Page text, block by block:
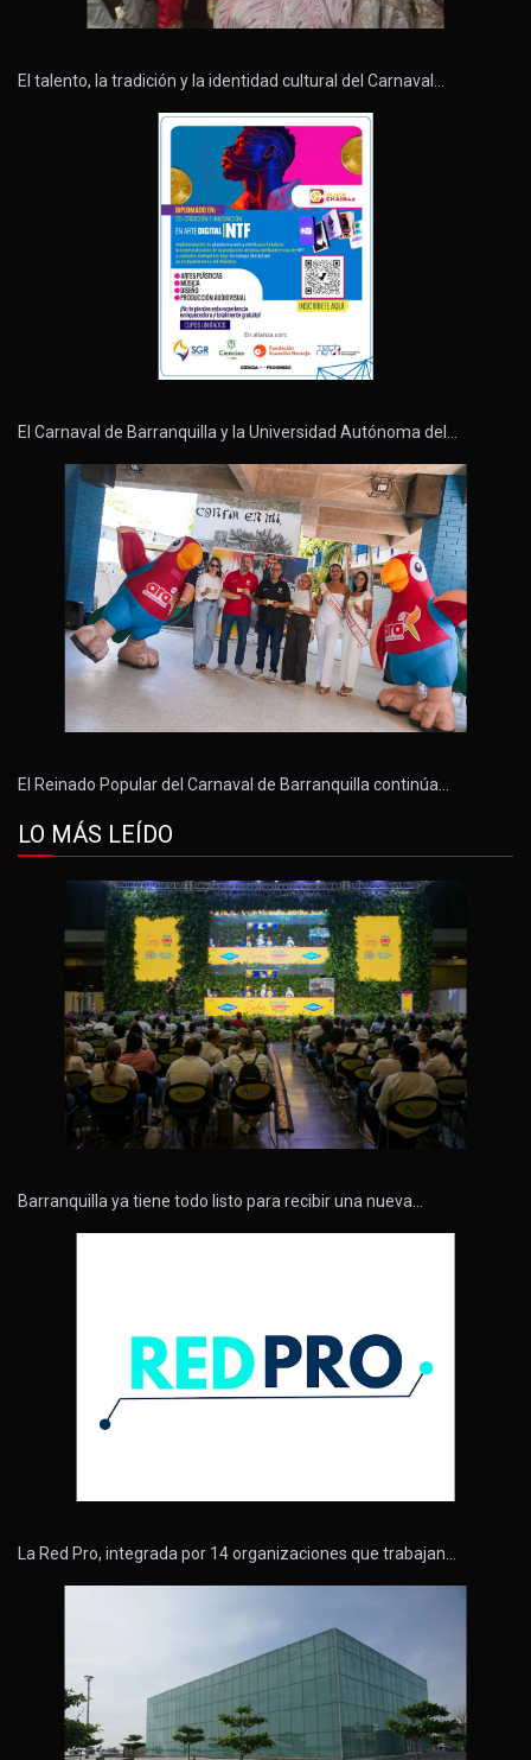
El talento, la tradición y la identidad cultural del Carnaval…
El Carnaval de Barranquilla y la Universidad Autónoma del…
El Reinado Popular del Carnaval de Barranquilla continúa…
LO MÁS LEÍDO
Barranquilla ya tiene todo listo para recibir una nueva…
La Red Pro, integrada por 14 organizaciones que trabajan…